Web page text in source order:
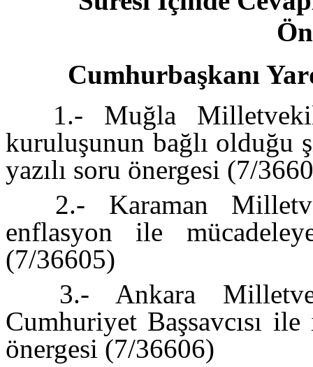
Cumhurbaşkanı
1.- Muğla
kuruluşunun bağlı olduğu
yazılı soru önergesi (7/
2.- Karaman
enflasyon ile
(7/36605)
3.- Ankara
Cumhuriyet Başsavcısı
önergesi (7/36606)